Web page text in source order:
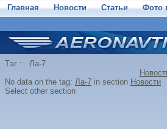
Главная Новости Статьи Фото
Тэг : Ла-7
No data on the tag: Ла-7 in section Новости
Select other section